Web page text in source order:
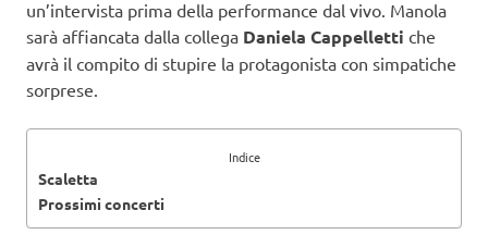
un’intervista prima della performance dal vivo. Manola
sarà affiancata dalla collega Daniela Cappelletti che
avrà il compito di stupire la protagonista con simpatiche
sorprese.
Indice
Scaletta
Prossimi concerti